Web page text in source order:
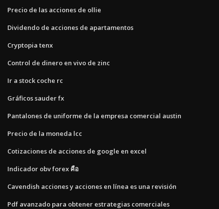
Precio de las acciones de ollie
Dividendo de acciones de apartamentos
Cryptopia tenx
Control de dinero en vivo de zinc
Ir a stock coche rc
Gráficos sauder fx
Pantalones de uniforme de la empresa comercial austin
Precio de la moneda lcc
Cotizaciones de acciones de google en excel
Indicador obv forex คือ
Cavendish acciones y acciones en línea es una revisión
Pdf avanzado para obtener estrategias comerciales